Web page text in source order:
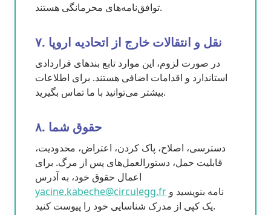
توافق‌نامه‌های محرمانگی هستند.
۷. نقل و انتقالات خارج از اتحادیه اروپا
در صورت لزوم، این موارد تابع بندهای قراردادی
استاندارد و اقدامات اضافی هستند. برای اطلاعات
بیشتر می‌توانید با ما تماس بگیرید.
۸. حقوق شما
دسترسی، اصلاح، پاک کردن، اعتراض، محدودیت،
قابلیت حمل، دستورالعمل‌های پس از مرگ. برای
اعمال حقوق خود، به آدرس
yacine.kabeche@circulegg.fr
یک کپی از مدرک شناسایی خود را پیوست کنید.